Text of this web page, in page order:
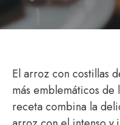
El arroz con costillas
más emblemáticos de
receta combina la